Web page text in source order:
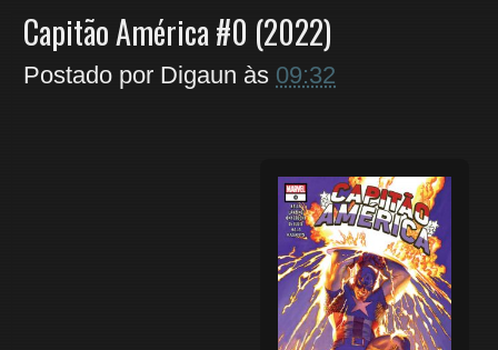
Capitão América #0 (2022)
Postado por Digaun às 09:32